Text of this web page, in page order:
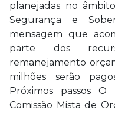
planejadas no
Segurança e
mensagem que
parte dos
remanejamento
milhões serão
Próximos passos
Comissão Mista de